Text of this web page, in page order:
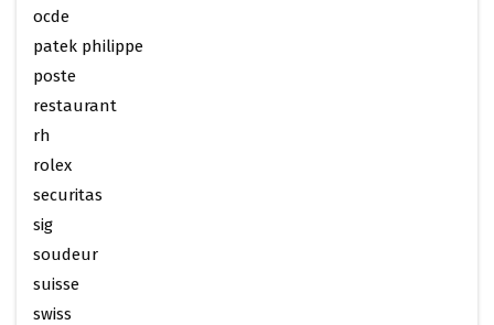
ocde
patek philippe
poste
restaurant
rh
rolex
securitas
sig
soudeur
suisse
swiss